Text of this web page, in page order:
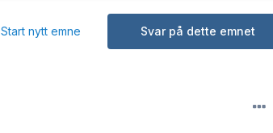
Svar på dette emnet
Start nytt emne